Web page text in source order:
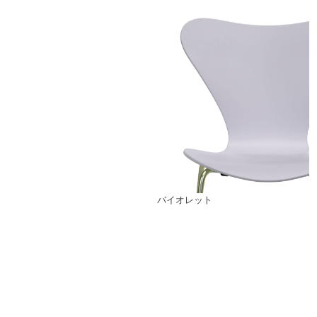
バイオレット